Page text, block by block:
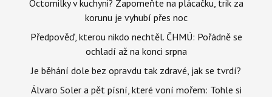
Octomilky v kuchyni? Zapomeňte na plácačku, trik za
korunu je vyhubí přes noc
Předpověď, kterou nikdo nechtěl. ČHMÚ: Pořádně se
ochladí až na konci srpna
Je běhání dole bez opravdu tak zdravé, jak se tvrdí?
Álvaro Soler a pět písní, které voní mořem: Tohle si